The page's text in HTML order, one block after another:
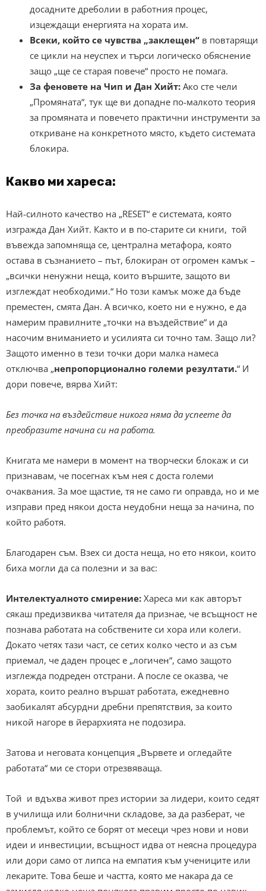
досадните дреболии в работния процес,
изцеждащи енергията на хората им.
Всеки, който се чувства „заклещен“ в повтарящи
се цикли на неуспех и търси логическо обяснение
защо „ще се старая повече“ просто не помага.
За феновете на Чип и Дан Хийт: Ако сте чели
„Промяната“, тук ще ви допадне по-малкото теория
за промяната и повечето практични инструменти за
откриване на конкретното място, където системата
блокира.
Какво ми хареса:
Най-силното качество на „RESET“ е системата, която
изгражда Дан Хийт. Както и в по-старите си книги, той
въвежда запомняща се, централна метафора, която
остава в съзнанието – път, блокиран от огромен камък –
„всички ненужни неща, които вършите, защото ви
изглеждат необходими.“ Но този камък може да бъде
преместен, смята Дан. А всичко, което ни е нужно, е да
намерим правилните „точки на въздействие“ и да
насочим вниманието и усилията си точно там. Защо ли?
Защото именно в тези точки дори малка намеса
отключва „непропорционално големи резултати.“ И
дори повече, вярва Хийт:
Без точка на въздействие никога няма да успеете да
преобразите начина си на работа.
Книгата ме намери в момент на творчески блокаж и си
признавам, че посегнах към нея с доста големи
очаквания. За мое щастие, тя не само ги оправда, но и ме
изправи пред някои доста неудобни неща за начина, по
който работя.
Благодарен съм. Взех си доста неща, но ето някои, които
биха могли да са полезни и за вас:
Интелектуалното смирение: Хареса ми как авторът
сякаш предизвиква читателя да признае, че всъщност не
познава работата на собствените си хора или колеги.
Докато четях тази част, се сетих колко често и аз съм
приемал, че даден процес е „логичен“, само защото
изглежда подреден отстрани. А после се оказва, че
хората, които реално вършат работата, ежедневно
заобикалят абсурдни дребни препятствия, за които
никой нагоре в йерархията не подозира.
Затова и неговата концепция „Вървете и огледайте
работата“ ми се стори отрезвяваща.
Той и вдъхва живот през истории за лидери, които седят
в училища или болнични складове, за да разберат, че
проблемът, който се борят от месеци чрез нови и нови
идеи и инвестиции, всъщност идва от неясна процедура
или дори само от липса на емпатия към учениците или
лекарите. Това беше и частта, която ме накара да се